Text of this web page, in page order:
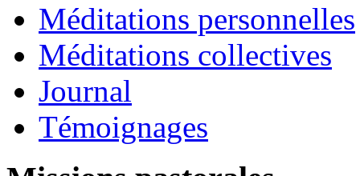
Méditations personnelles
Méditations collectives
Journal
Témoignages